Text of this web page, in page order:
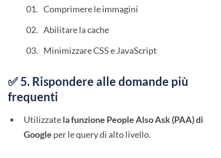
Comprimere le immagini
Abilitare la cache
Minimizzare CSS e JavaScript
✅ 5. Rispondere alle domande più
frequenti
Utilizzatela funzione People Also Ask (PAA) di
Google per le query di alto livello.